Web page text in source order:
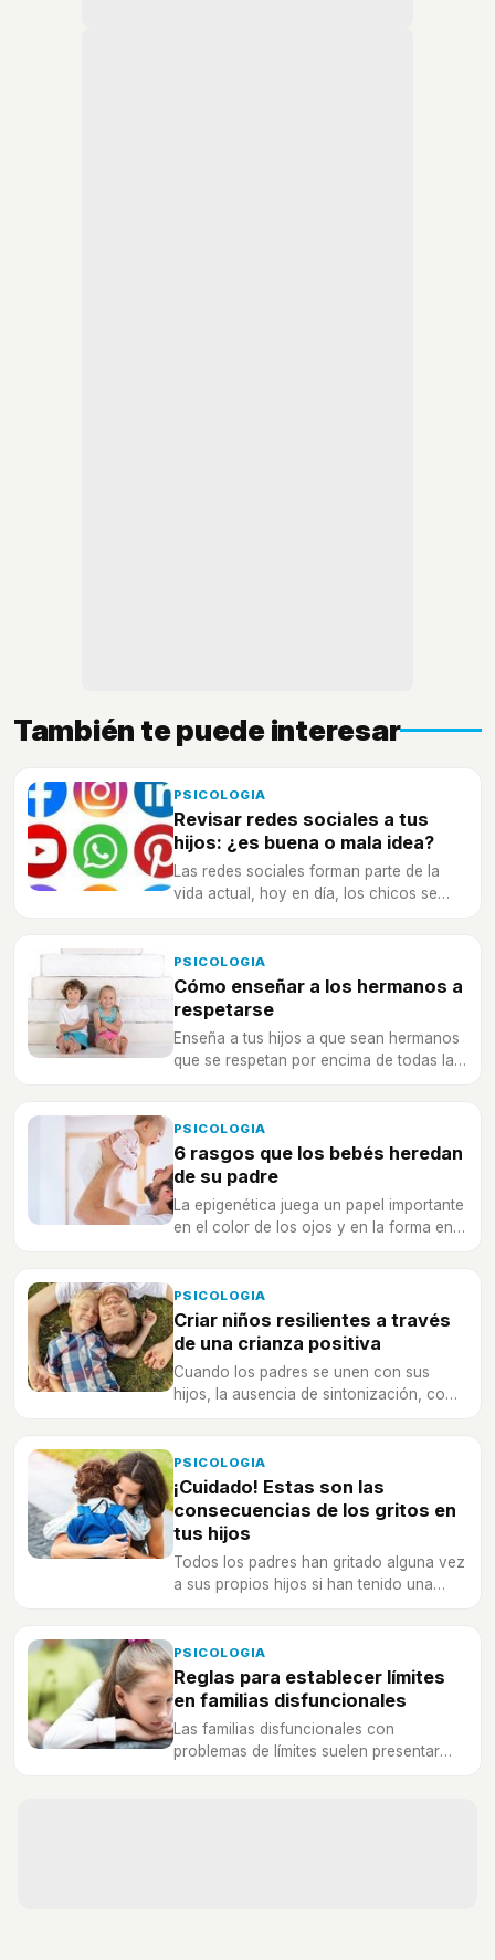
También te puede interesar
PSICOLOGIA
Revisar redes sociales a tus
hijos: ¿es buena o mala idea?
Las redes sociales forman parte de la
vida actual, hoy en día, los chicos se
PSICOLOGIA
Cómo enseñar a los hermanos a
respetarse
Enseña a tus hijos a que sean hermanos
que se respetan por encima de todas las
PSICOLOGIA
6 rasgos que los bebés heredan
de su padre
La epigenética juega un papel importante
en el color de los ojos y en la forma en
PSICOLOGIA
Criar niños resilientes a través
de una crianza positiva
Cuando los padres se unen con sus
hijos, la ausencia de sintonización, como
PSICOLOGIA
¡Cuidado! Estas son las
consecuencias de los gritos en
tus hijos
Todos los padres han gritado alguna vez
a sus propios hijos si han tenido una
PSICOLOGIA
Reglas para establecer límites
en familias disfuncionales
Las familias disfuncionales con
problemas de límites suelen presentar